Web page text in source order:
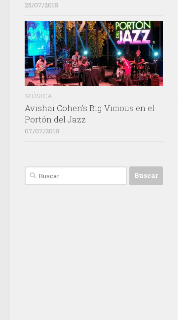
25/07/2018
MÚSICA
Avishai Cohen’s Big Vicious en el
Portón del Jazz
07/07/2018
Buscar: